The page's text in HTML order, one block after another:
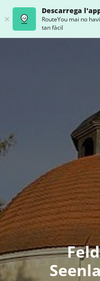
Descarrega
RouteYou mai no
tan fàcil